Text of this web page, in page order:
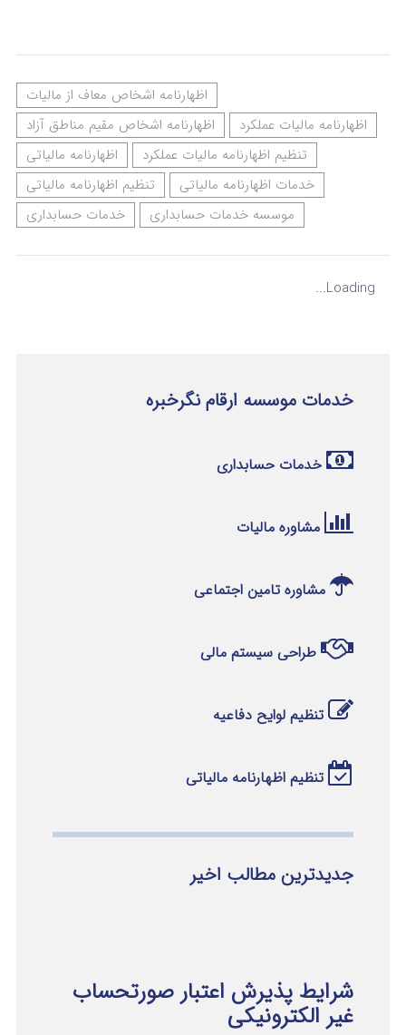
اظهارنامه اشخاص معاف از مالیات
اظهارنامه اشخاص مقیم مناطق آزاد
اظهارنامه مالیات عملکرد
اظهارنامه مالیاتی
تنظیم اظهارنامه مالیات عملکرد
تنظیم اظهارنامه مالیاتی
خدمات اظهارنامه مالیاتی
خدمات حسابداری
موسسه خدمات حسابداری
Loading...
خدمات موسسه ارقام نگرخبره
خدمات حسابداری
مشاوره مالیات
مشاوره تامین اجتماعی
طراحی سیستم مالی
تنظیم لوایح دفاعیه
تنظیم اظهارنامه مالیاتی
جدیدترین مطالب اخیر
شرایط پذیرش اعتبار صورتحساب
غیر الکترونیکی